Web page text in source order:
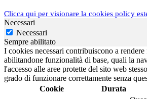
Clicca qui per visionare la cookies policy
Necessari
Necessari
Sempre abilitato
I cookies necessari contribuiscono a
abilitandone funzionalità di base, quali la
l'accesso alle aree protette del sito web
grado di funzionare correttamente senza
Cookie
Durata